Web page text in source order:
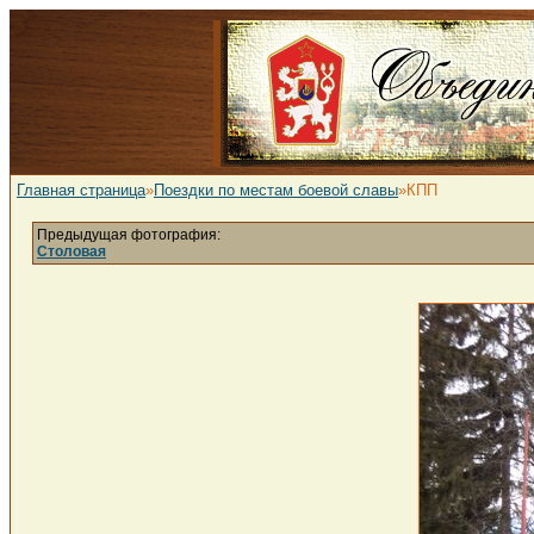
Главная страница»Поездки по местам боевой славы»КПП
Предыдущая фотография:
Столовая